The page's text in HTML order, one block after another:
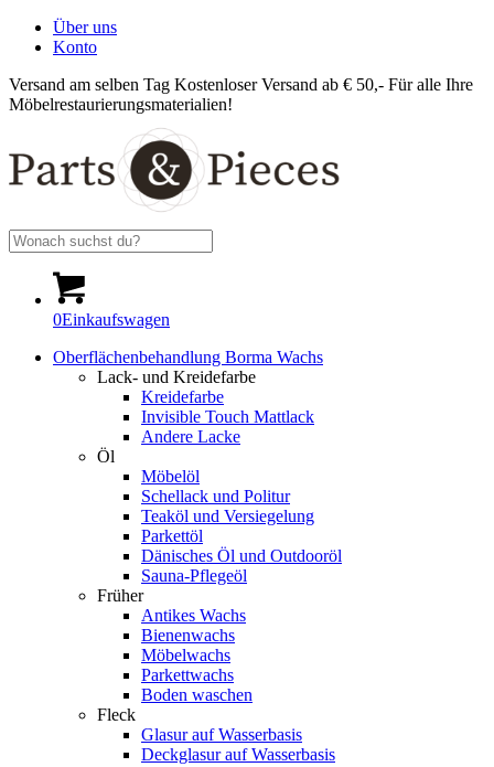
Über uns
Konto
Versand am selben Tag Kostenloser Versand ab € 50,- Für alle Ihre
Möbelrestaurierungsmaterialien!
0Einkaufswagen
Oberflächenbehandlung Borma Wachs
Lack- und Kreidefarbe
Kreidefarbe
Invisible Touch Mattlack
Andere Lacke
Öl
Möbelöl
Schellack und Politur
Teaköl und Versiegelung
Parkettöl
Dänisches Öl und Outdooröl
Sauna-Pflegeöl
Früher
Antikes Wachs
Bienenwachs
Möbelwachs
Parkettwachs
Boden waschen
Fleck
Glasur auf Wasserbasis
Deckglasur auf Wasserbasis